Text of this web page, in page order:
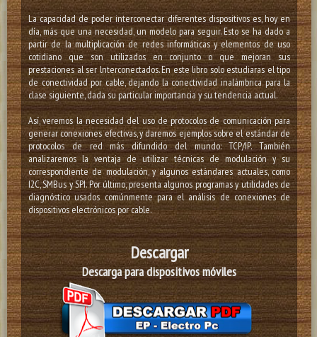
La capacidad de poder interconectar diferentes dispositivos es, hoy en
día, más que una necesidad, un modelo para seguir. Esto se ha dado a
partir de la multiplicación de redes informáticas y elementos de uso
cotidiano que son utilizados en conjunto o que mejoran sus
prestaciones al ser lnterconectados. En este libro solo estudiaras el tipo
de conectividad por cable, dejando la conectividad inalámbrica para la
clase siguiente, dada su particular importancia y su tendencia actual.
Así, veremos la necesidad del uso de protocolos de comunicación para
generar conexiones efectivas, y daremos ejemplos sobre el estándar de
protocolos de red más difundido del mundo: TCP/IP. También
analizaremos la ventaja de utilizar técnicas de modulación y su
correspondiente de modulación, y algunos estándares actuales, como
I2C, SMBus y SPI. Por último, presenta algunos programas y utilidades de
diagnóstico usados comúnmente para el análisis de conexiones de
dispositivos electrónicos por cable.
Descargar
Descarga para dispositivosmóviles